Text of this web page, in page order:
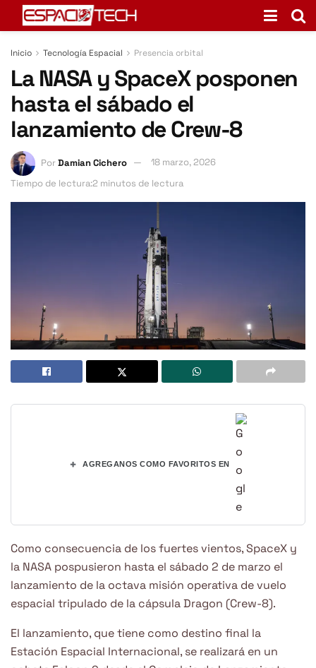
Inicio Tecnología Espacial Presencia orbital
La NASA y SpaceX posponen
hasta el sábado el
lanzamiento de Crew-8
PorDamian Cichero
18 marzo, 2026
Tiempo de lectura:2 minutos de lectura
+ AGREGANOS COMO FAVORITOS EN
Como consecuencia de los fuertes vientos, SpaceX y
la NASA pospusieron hasta el sábado 2 de marzo el
lanzamiento de la octava misión operativa de vuelo
espacial tripulado de la cápsula Dragon (Crew-8).
El lanzamiento, que tiene como destino final la
Estación Espacial Internacional, se realizará en un